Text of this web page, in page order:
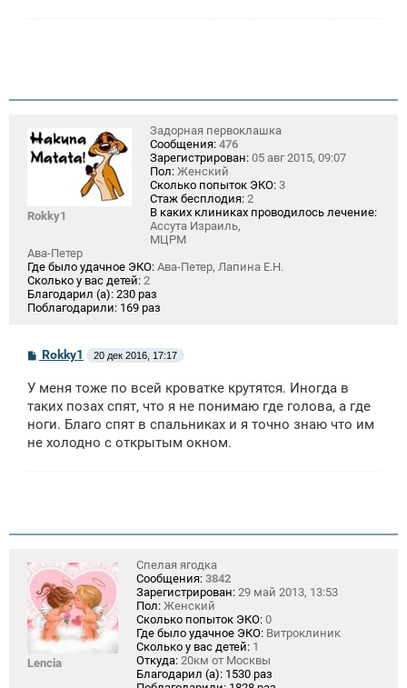
Rokky1
Задорная первоклашка
Сообщения: 476
Зарегистрирован: 05 авг 2015, 09:07
Пол: Женский
Сколько попыток ЭКО: 3
Стаж бесплодия: 2
В каких клиниках проводилось лечение:
Ассута Израиль,
МЦРМ
Ава-Петер
Где было удачное ЭКО: Ава-Петер, Лапина Е.Н.
Сколько у вас детей: 2
Благодарил (а): 230 раз
Поблагодарили: 169 раз
С
б
щ
н
и
Rokky1 20 дек 2016, 17:17
У меня тоже по всей кроватке крутятся. Иногда в
таких позах спят, что я не понимаю где голова, а где
ноги. Благо спят в спальниках и я точно знаю что им
не холодно с открытым окном.
Lencia
Спелая ягодка
Сообщения: 3842
Зарегистрирован: 29 май 2013, 13:53
Пол: Женский
Сколько попыток ЭКО: 0
Где было удачное ЭКО: Витроклиник
Сколько у вас детей: 1
Откуда: 20км от Москвы
Благодарил (а): 1530 раз